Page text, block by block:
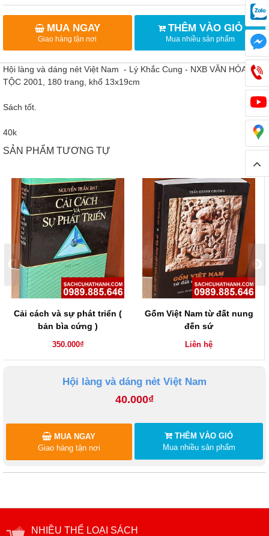
MUA NGAY
Giao hàng tận nơi
THÊM VÀO GIỎ
Mua nhiều sản phẩm
Hội làng và dáng nẻt Việt Nam - Lý Khắc Cung - NXB VĂN HÓA DÂN
TỘC 2001, 180 trang, khổ 13x19cm
Sách tốt.
40k
SẢN PHẨM TƯƠNG TỰ
Cải cách và sự phát triển (
bản bìa cứng )
350.000₫
Gốm Việt Nam từ đất nung
đến sứ
Liên hệ
Hội làng và dáng nẻt Việt Nam
40.000₫
THÊM VÀO GIỎ
Mua nhiều sản phẩm
MUA NGAY
Giao hàng tận nơi
NHIỀU THỂ LOẠI SÁCH